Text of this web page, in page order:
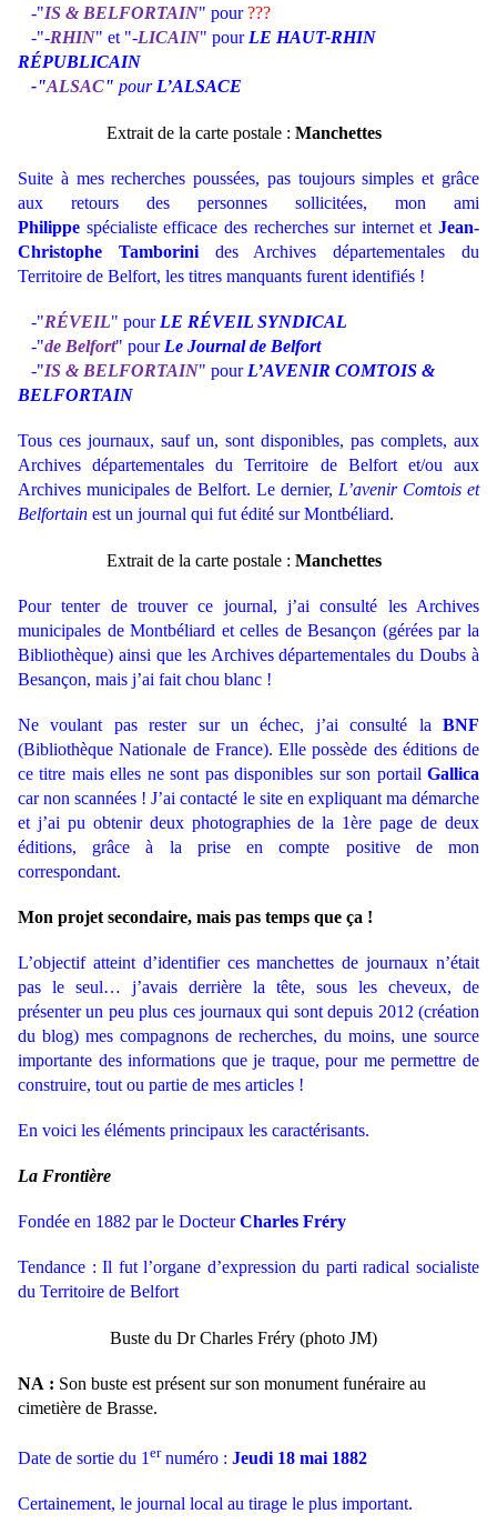
-"IS & BELFORTAIN" pour???
-"-RHIN" et "-LICAIN" pour LE HAUT-RHIN
RÉPUBLICAIN
-"ALSAC" pour L’ALSACE
Extrait de la carte postale : Manchettes
Suite à mes recherches poussées, pas toujours simples et grâce
aux retours des personnes sollicitées, mon ami
Philippe spécialiste efficace des recherches sur internet et Jean-
Christophe Tamborinides Archives départementales du
Territoire de Belfort, les titres manquants furent identifiés !
-"RÉVEIL" pour LE RÉVEIL SYNDICAL
-"de Belfort" pour Le Journal de Belfort
-"IS & BELFORTAIN" pour L’AVENIR COMTOIS &
BELFORTAIN
Tous ces journaux, sauf un, sont disponibles, pas complets, aux
Archives départementales du Territoire de Belfort et/ou aux
Archives municipales de Belfort. Le dernier, L’avenir Comtois et
Belfortain est un journal qui fut édité sur Montbéliard.
Extrait de la carte postale : Manchettes
Pour tenter de trouver ce journal, j’ai consulté les Archives
municipales de Montbéliard et celles de Besançon (gérées par la
Bibliothèque) ainsi que les Archives départementales du Doubs à
Besançon, mais j’ai fait chou blanc !
Ne voulant pas rester sur un échec, j’ai consulté la BNF
(Bibliothèque Nationale de France). Elle possède des éditions de
ce titre mais elles ne sont pas disponibles sur son portail Gallica
car non scannées ! J’ai contacté le site en expliquant ma démarche
et j’ai pu obtenir deux photographies de la 1ère page de deux
éditions, grâce à la prise en compte positive de mon
correspondant.
Mon projet secondaire, mais pas temps que ça !
L’objectif atteint d’identifier ces manchettes de journaux n’était
pas le seul… j’avais derrière la tête, sous les cheveux, de
présenter un peu plus ces journaux qui sont depuis 2012 (création
du blog) mes compagnons de recherches, du moins, une source
importante des informations que je traque, pour me permettre de
construire, tout ou partie de mes articles !
En voici les éléments principaux les caractérisants.
La Frontière
Fondée en 1882 par le DocteurCharles Fréry
Tendance : Il fut l’organe d’expression du parti radical socialiste
du Territoire de Belfort
Buste du Dr Charles Fréry (photo JM)
NA : Son buste est présent sur son monument funéraire au
cimetière de Brasse.
Date de sortie du 1 ernuméro : Jeudi 18 mai 1882
Certainement, le journal local au tirage le plus important.